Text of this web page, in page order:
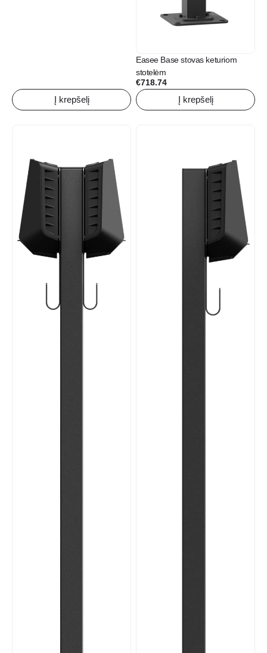
Į krepšelį
Easee Base stovas keturiom
stotelėm
€718.74
Į krepšelį